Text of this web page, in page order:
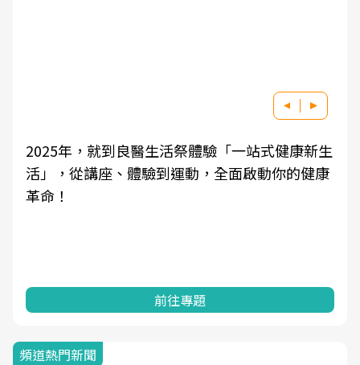
醫生活祭體驗「一站式健康新生
體驗到運動，全面啟動你的健康
良醫健康網從「
學觀點與日常感
頻道熱門新聞